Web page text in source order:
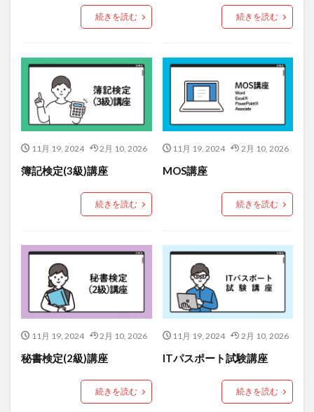
続きを読む 続きを読む
11月 19, 2024 2月 10, 2026
簿記検定(3級)講座
続きを読む
11月 19, 2024 2月 10, 2026
MOS講座
続きを読む
11月 19, 2024 2月 10, 2026
秘書検定(2級)講座
続きを読む
11月 19, 2024 2月 10, 2026
ITパスポート試験講座
続きを読む